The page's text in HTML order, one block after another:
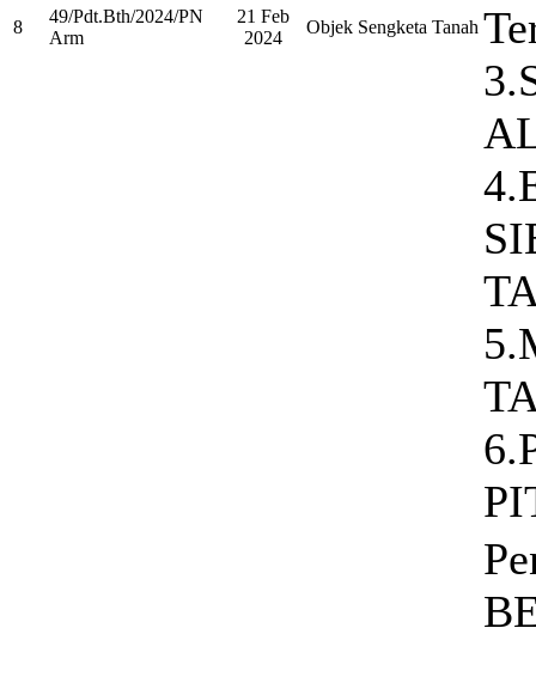
8
49/Pdt.Bth/2024/PN
Arm
21 Feb
2024
Objek Sengketa Tanah